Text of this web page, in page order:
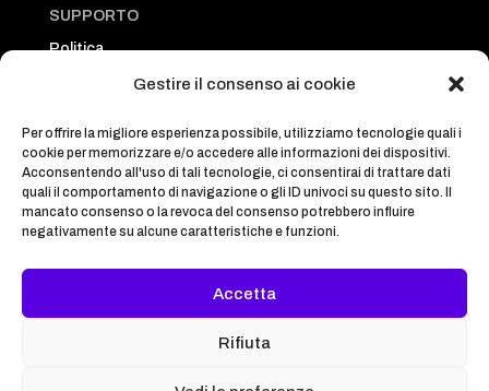
Gestire il consenso ai cookie
Per offrire la migliore esperienza possibile, utilizziamo tecnologie quali i
cookie per memorizzare e/o accedere alle informazioni dei dispositivi.
Acconsentendo all'uso di tali tecnologie, ci consentirai di trattare dati
quali il comportamento di navigazione o gli ID univoci su questo sito. Il
mancato consenso o la revoca del consenso potrebbero influire
negativamente su alcune caratteristiche e funzioni.
Accetta
Rifiuta
SUPPORTO
Politica
Contatti
CONTATTI
studio@itamde.com